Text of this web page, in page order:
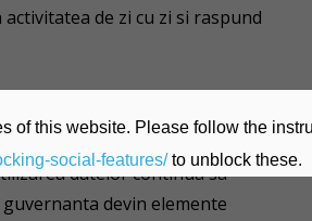
de zi cu zi si raspund
solutii de analiza si
datelor continua sa
devin elemente
of this website. Please follow the
social-features/to unblock these.